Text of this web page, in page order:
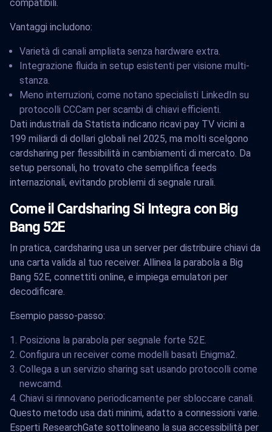
compatibili.
Vantaggi includono:
Varietà di canali ampliata senza hardware extra.
Integrazione fluida in setup esistenti per visione multi-
stanza.
Meno interruzioni, come notano specialisti LinkedIn su
protocolli CCCam per scambi di chiavi efficienti.
Dati industriali da Statista indicano ricavi pay TV vicini a
199 miliardi di dollari globali nel 2025, ma molti scelgono
cardsharing per flessibilità in cambiamenti di mercato. Da
setup personali, ho trovato che semplifica feeds
internazionali, evitando problemi di segnale rurali.
Come il Cardsharing Si Integra con Big
Bang 52E
In pratica, cardsharing usa un server per distribuire chiavi da
una carta valida al tuo receiver. Allinea la parabola a Big
Bang 52E, connettiti online, e impiega emulatori per
decodificare.
Esempio passo-passo:
Posiziona la parabola per segnale forte 52E.
Configura un receiver come modelli basati Enigma2.
Collega a un servizio sharing sat usando protocolli come
newcamd.
Chiavi si rinnovano periodicamente per sbloccare canali.
Questo metodo usa dati minimi, adatto a connessioni varie.
Esperti ResearchGate sottolineano la sua accessibilità per